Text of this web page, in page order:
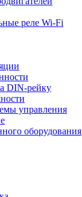
реле Wi-Fi
DIN-рейку
управления
оборудования